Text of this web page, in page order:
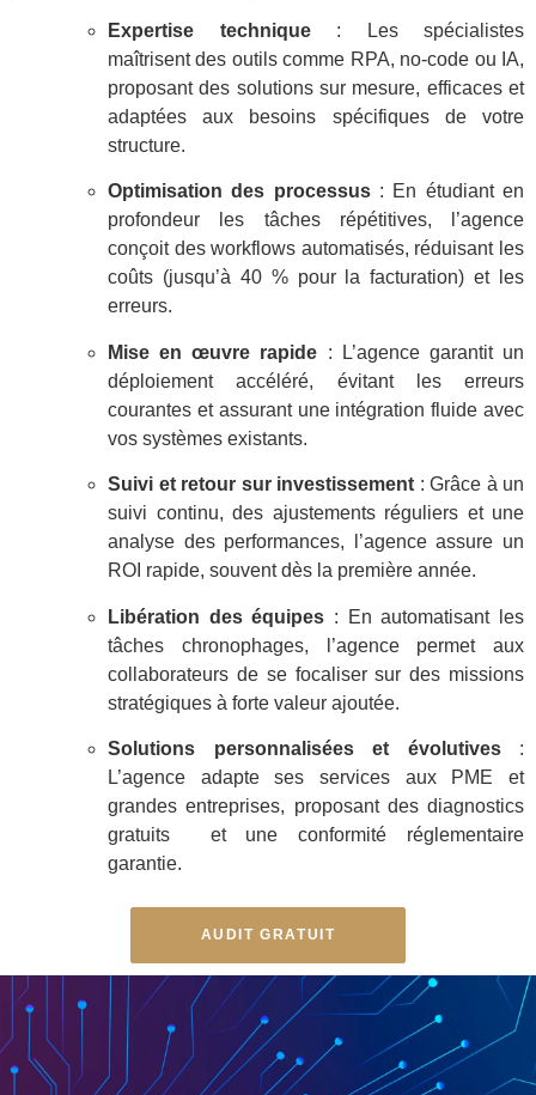
Expertise technique: Les spécialistes
maîtrisent des outils comme RPA, no-code ou IA,
proposant des solutions sur mesure, efficaces et
adaptées aux besoins spécifiques de votre
structure.
Optimisation des processus: En étudiant en
profondeur les tâches répétitives, l’agence
conçoit des workflows automatisés, réduisant les
coûts (jusqu’à 40 % pour la facturation) et les
erreurs.
Mise en œuvre rapide : L’agence garantit un
déploiement accéléré, évitant les erreurs
courantes et assurant une intégration fluide avec
vos systèmes existants.
Suivi et retour sur investissement : Grâce à un
suivi continu, des ajustements réguliers et une
analyse des performances, l’agence assure un
ROI rapide, souvent dès la première année.
Libération des équipes : En automatisant les
tâches chronophages, l’agence permet aux
collaborateurs de se focaliser sur des missions
stratégiques à forte valeur ajoutée.
Solutions personnalisées et évolutives:
L’agence adapte ses services aux PME et
grandes entreprises, proposant des diagnostics
gratuits et une conformité réglementaire
garantie.
AUDIT GRATUIT